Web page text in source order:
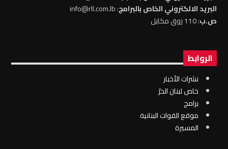
البريد الالكتروني الخاص بالبرامج: info@rll.com.lb
ص.ب: 110 زوق مكايل
الروابط
نشرات الأخبار
خاص لبنان الحرّ
برامج
موقع القوات البنانية
المسيرة